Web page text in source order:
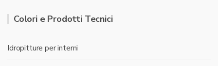
Colori e Prodotti Tecnici
Idropitture per interni